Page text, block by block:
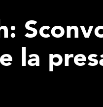
la